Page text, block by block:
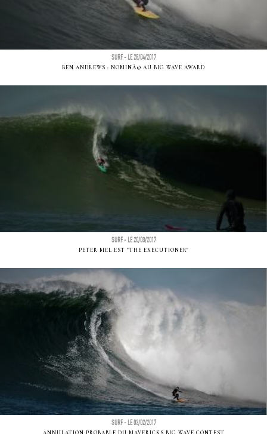
SURF - LE 28/04/2017
BEN ANDREWS : NOMINÃ© AU BIG WAVE AWARD
SURF - LE 20/03/2017
PETER MEL EST "THE EXECUTIONER"
SURF - LE 03/02/2017